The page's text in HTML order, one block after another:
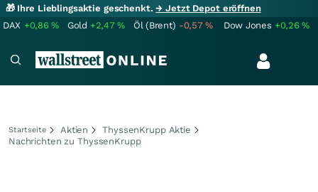
🎁 Ihre Lieblingsaktie geschenkt.→ Jetzt Depot eröffnen
DAX +0,86% Gold +2,47% Öl (Brent) -0,57% Dow Jones +0,26%
Startseite Aktien
ThyssenKrupp Aktie
Nachrichten zu ThyssenKrupp